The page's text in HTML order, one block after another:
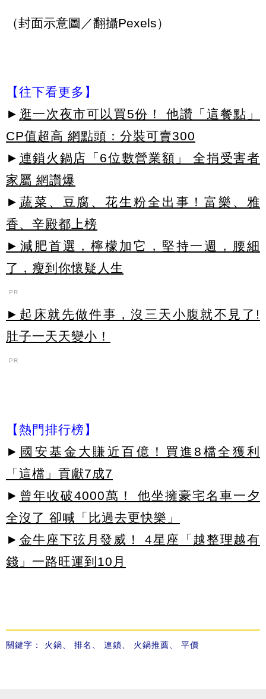
（封面示意圖／翻攝Pexels）
【往下看更多】
► 逛一次夜市可以買5份！ 他讚「這餐點」
CP值超高 網點頭：分裝可賣300
► 連鎖火鍋店「6位數營業額」 全捐受害者
家屬 網讚爆
► 蔬菜、豆腐、花生粉全出事！富樂、雅
香、辛殿都上榜
►減肥首選，檸檬加它，堅持一週，腰細
了，瘦到你懷疑人生
PR
►起床就先做件事，沒三天小腹就不見了!
肚子一天天變小！
PR
【熱門排行榜】
► 國安基金大賺近百億！買進8檔全獲利
「這檔」貢獻7成7
► 曾年收破4000萬！ 他坐擁豪宅名車一夕
全沒了 卻喊「比過去更快樂」
► 金牛座下弦月發威！ 4星座「越整理越有
錢」一路旺運到10月
關鍵字： 火鍋 排名 連鎖 火鍋推薦 平價